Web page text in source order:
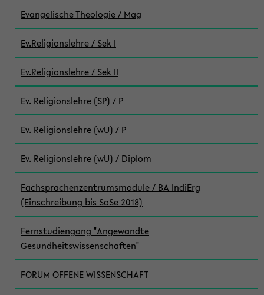
Evangelische Theologie / Mag
Ev.Religionslehre / Sek I
Ev.Religionslehre / Sek II
Ev. Religionslehre (SP) / P
Ev. Religionslehre (wU) / P
Ev. Religionslehre (wU) / Diplom
Fachsprachenzentrumsmodule / BA IndiErg
(Einschreibung bis SoSe 2018)
Fernstudiengang "Angewandte
Gesundheitswissenschaften"
FORUM OFFENE WISSENSCHAFT